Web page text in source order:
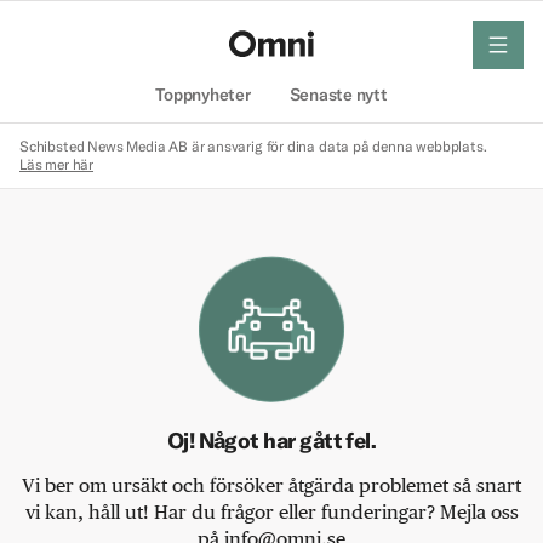
Toppnyheter Senaste nytt
meny
Schibsted News Media AB är ansvarig för dina data på denna webbplats.
Läs mer här
Oj! Något har gått fel.
Vi ber om ursäkt och försöker åtgärda problemet så snart
vi kan, håll ut! Har du frågor eller funderingar? Mejla oss